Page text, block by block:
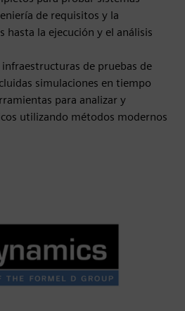
de requisitos y la
hasta la ejecución y el análisis
de pruebas de
simulaciones en tiempo
para analizar y
utilizando métodos modernos